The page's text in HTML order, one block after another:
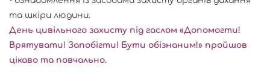
та шкіри людини.
День цивільного захисту під гаслом «Допомогти!
Врятувати! Запобігти! Бути обізнаним!» пройшов
цікаво та повчально.